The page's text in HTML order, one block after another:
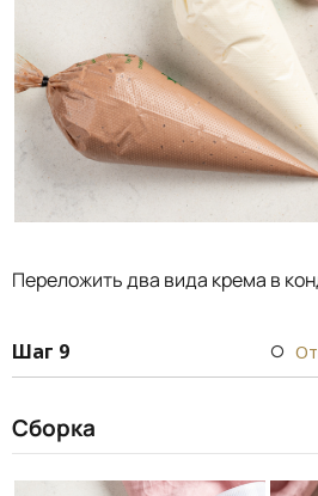
Переложить два вида крема в
Шаг 9
Сборка